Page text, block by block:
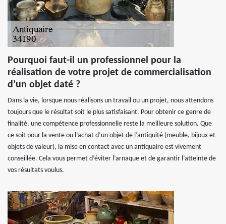
Pourquoi faut-il un professionnel pour la
réalisation de votre projet de commercialisation
d’un objet daté ?
Dans la vie, lorsque nous réalisons un travail ou un projet, nous attendons
toujours que le résultat soit le plus satisfaisant. Pour obtenir ce genre de
finalité, une compétence professionnelle reste la meilleure solution. Que
ce soit pour la vente ou l’achat d’un objet de l’antiquité (meuble, bijoux et
objets de valeur), la mise en contact avec un antiquaire est vivement
conseillée. Cela vous permet d’éviter l’arnaque et de garantir l’atteinte de
vos résultats voulus.